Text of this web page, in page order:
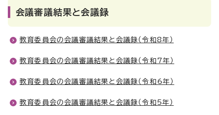
会議審議結果と会議録
教育委員会の会議審議結果と会議録（令和8年）
教育委員会の会議審議結果と会議録（令和7年）
教育委員会の会議審議結果と会議録（令和6年）
教育委員会の会議審議結果と会議録（令和5年）